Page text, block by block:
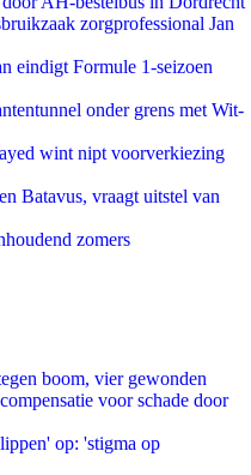
zorgprofessional Jan
eindigt Formule 1-seizoen
onder grens met Wit-
wint nipt voorverkiezing
Batavus, vraagt uitstel van
zomers
boom, vier gewonden
voor schade door
op: 'stigma op